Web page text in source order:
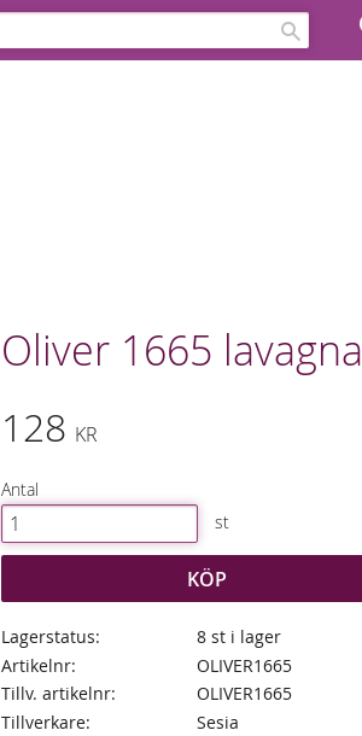
Oliver 1665 lavagna
128 KR
Antal
st
KÖP
Lagerstatus
8 st i lager
Artikelnr
OLIVER1665
Tillv. artikelnr
OLIVER1665
Tillverkare
Sesia